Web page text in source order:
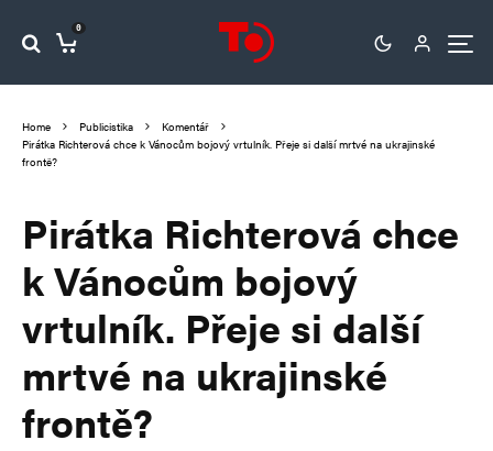
0
Home Publicistika
Komentář
Pirátka Richterová chce k Vánocům bojový vrtulník. Přeje si další mrtvé na ukrajinské
frontě?
Pirátka Richterová chce
k Vánocům bojový
vrtulník. Přeje si další
mrtvé na ukrajinské
frontě?